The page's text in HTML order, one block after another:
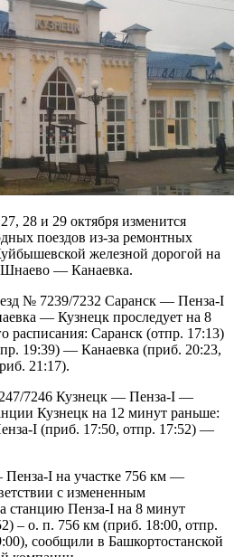
28 и 29 октября изменится
поездов из-за ремонтных
железной дорогой на
— Канаевка.
№ 7239/7232 Саранск — Пенза-I
— Кузнецк проследует на 8
расписания: Саранск (отпр. 17:13)
19:39) — Канаевка (приб. 20:23,
21:17).
7246 Кузнецк — Пенза-I —
Кузнецк на 12 минут раньше:
I (приб. 17:50, отпр. 17:52) —
I на участке 756 км —
с измененным
станцию Пенза-I на 8 минут
– о. п. 756 км (приб. 18:00, отпр.
сообщили в Башкортостанской